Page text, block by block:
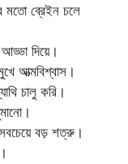
মতো ব্রেইন চলে
দিয়ে।
আত্মবিশ্বাস।
চালু করি।
সবচেয়ে বড় শত্রু।